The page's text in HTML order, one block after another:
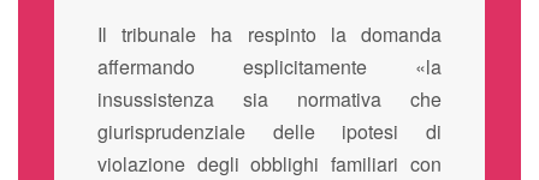
Il tribunale ha respinto la domanda
affermando esplicitamente «la
insussistenza sia normativa che
giurisprudenziale delle ipotesi di
violazione degli obblighi familiari con